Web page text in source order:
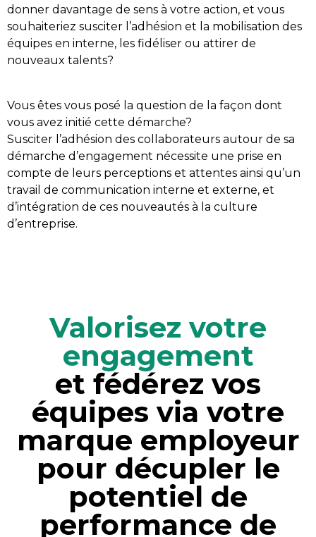
donner davantage de sens à votre action, et vous
souhaiteriez susciter l’adhésion et la mobilisation des
équipes en interne, les fidéliser ou attirer de
nouveaux talents?
Vous êtes vous posé la question de la façon dont
vous avez initié cette démarche?
Susciter l’adhésion des collaborateurs autour de sa
démarche d’engagement nécessite une prise en
compte de leurs perceptions et attentes ainsi qu’un
travail de communication interne et externe, et
d’intégration de ces nouveautés à la culture
d’entreprise.
Valorisez votre
engagement
et fédérez vos
équipes via votre
marque employeur
pour décupler le
potentiel de
performance de